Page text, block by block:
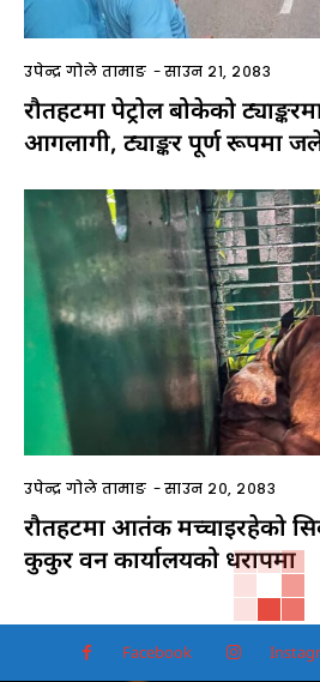
उपेन्द्र गोले तामाङ -साउन २१, २०८३
रौतहटमा पेट्रोल बोकेको
आगलागी, ट्याङ्कर पूर्ण रूपमा
उपेन्द्र गोले तामाङ -साउन २०, २०८३
रौतहटमा आतंक मच्चाइरहेको
कुकुर वन कार्यालयको धरापमा
Facebook